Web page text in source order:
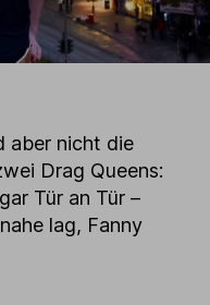
aber nicht die
Drag Queens:
Tür an Tür –
lag, Fanny